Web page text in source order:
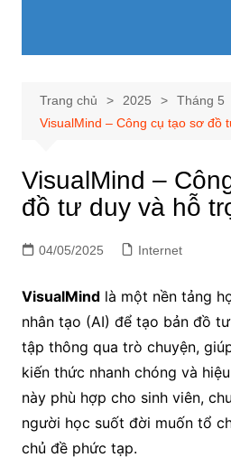
Trang chủ 2025 Tháng 5
VisualMind – Công cụ tạo sơ đồ
VisualMind –
đồ tư duy và hỗ
04/05/2025 Internet
VisualMindlà một nền tảng
nhân tạo (AI) để tạo bản đồ
tập thông qua trò chuyện,
kiến thức nhanh chóng và
này phù hợp cho sinh viên,
người học suốt đời muốn tổ
chủ đề phức tạp.